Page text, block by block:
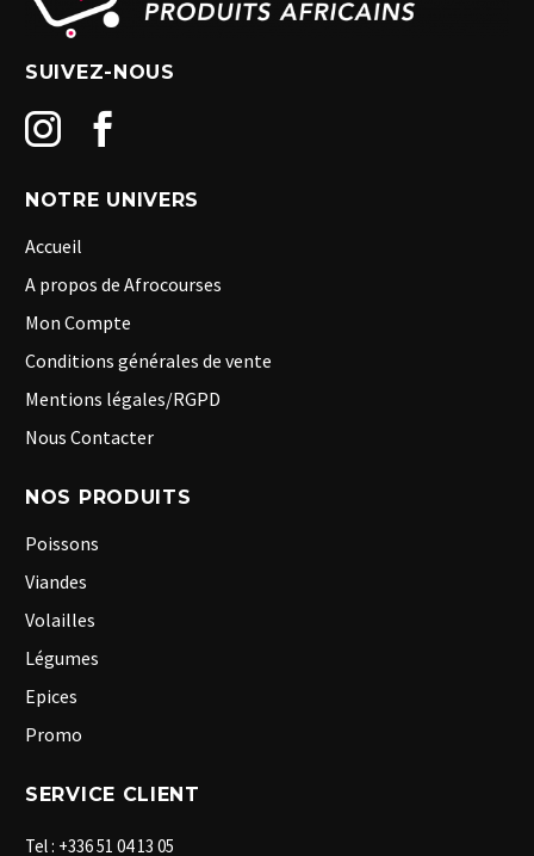
SUIVEZ-NOUS
NOTRE UNIVERS
Accueil
A propos de Afrocourses
Mon Compte
Conditions générales de vente
Mentions légales/RGPD
Nous Contacter
NOS PRODUITS
Poissons
Viandes
Volailles
Légumes
Epices
Promo
SERVICE CLIENT
Tel : +336 51 04 13 05